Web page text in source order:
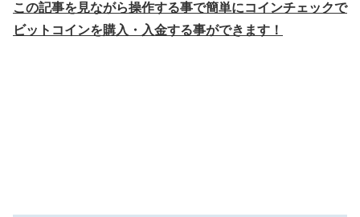
この記事を見ながら操作する事で簡単にコインチェックで
ビットコインを購入・入金する事ができます！